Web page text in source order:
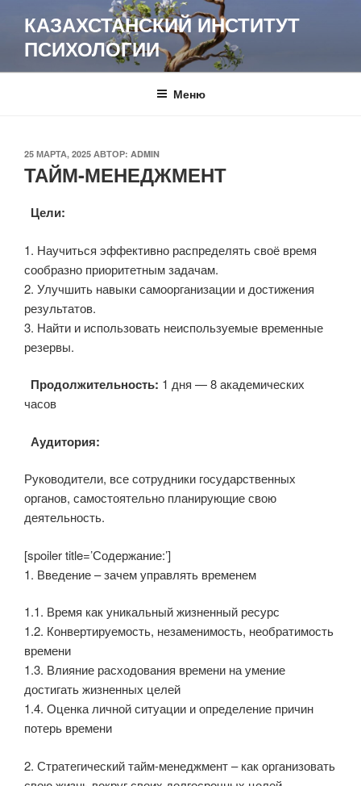
содержимому
КАЗАХСТАНСКИЙ ИНСТИТУТ
ПСИХОЛОГИИ
Меню
ОПУБЛИКОВАНО
25 МАРТА, 2025 АВТОР: ADMIN
ТАЙМ-МЕНЕДЖМЕНТ
Цели:
1. Научиться эффективно распределять своё время
сообразно приоритетным задачам.
2. Улучшить навыки самоорганизации и достижения
результатов.
3. Найти и использовать неиспользуемые временные
резервы.
Продолжительность: 1 дня — 8 академических
часов
Аудитория:
Руководители, все сотрудники государственных
органов, самостоятельно планирующие свою
деятельность.
[spoiler title=’Содержание:’]
1. Введение – зачем управлять временем
1.1. Время как уникальный жизненный ресурс
1.2. Конвертируемость, незаменимость, необратимость
времени
1.3. Влияние расходования времени на умение
достигать жизненных целей
1.4. Оценка личной ситуации и определение причин
потерь времени
2. Стратегический тайм-менеджмент – как организовать